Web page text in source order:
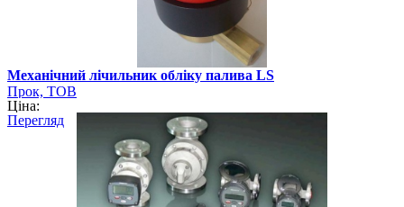
Механічний лічильник обліку палива LS
Прок, ТОВ
Ціна:
Перегляд